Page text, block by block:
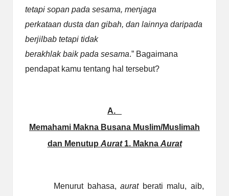
tetapi sopan pada sesama, menjaga
perkataan dusta dan gibah, dan lainnya daripada
berjilbab tetapi tidak
berakhlak baik pada sesama.” Bagaimana
pendapat kamu tentang hal tersebut?
A.
Memahami Makna Busana Muslim/Muslimah
dan Menutup Aurat 1. Makna Aurat
Menurut bahasa,auratberati malu, aib,